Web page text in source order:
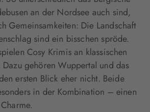
an der Nordsee auch sind,
Gemeinsamkeiten: Die Landschaft
sind ein bisschen spröde.
Cosy Krimis an klassischen
Dazu gehören Wuppertal und das
ersten Blick eher nicht. Beide
in der Kombination – einen